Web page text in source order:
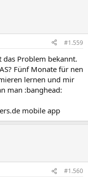
#1.559
Problem bekannt.
Fünf Monate für nen
lernen und mir
man :banghead:
mobile app
#1.560